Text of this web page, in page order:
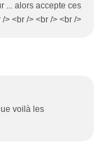
... alors accepte ces
> <br /> <br /> <br />
voilà les